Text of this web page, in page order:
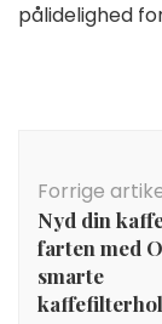
pålidelighed
Forrige
Nyd din
farten med
smarte